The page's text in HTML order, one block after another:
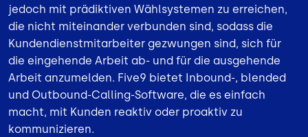
jedoch mit prädiktiven Wählsystemen zu erreichen,
die nicht miteinander verbunden sind, sodass die
Kundendienstmitarbeiter gezwungen sind, sich für
die eingehende Arbeit ab- und für die ausgehende
Arbeit anzumelden. Five9 bietet Inbound-, blended
und Outbound-Calling-Software, die es einfach
macht, mit Kunden reaktiv oder proaktiv zu
kommunizieren.